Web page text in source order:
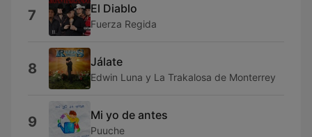
7 El Diablo
Fuerza Regida
8 Jálate
Edwin Luna y La Trakalosa de Monterrey
9 Mi yo de antes
Puuche